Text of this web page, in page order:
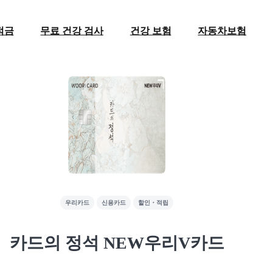
금 무료 건강 검사 건강 보험 자동차보험
우리카드 신용카드 할인・적립
카드의 정석 NEW우리V카드